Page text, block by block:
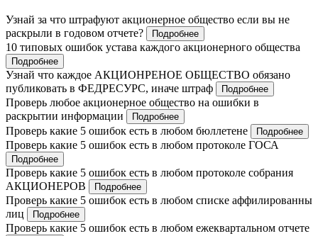
Узнай за что штрафуют акционерное общество если вы не
раскрыли в годовом отчете?
Подробнее
10 типовых ошибок устава каждого акционерного общества
Подробнее
Узнай что каждое АКЦИОНРЕНОЕ ОБЩЕСТВО обязано
публиковать в ФЕДРЕСУРС, иначе штраф
Подробнее
Проверь любое акционерное общество на ошибки в
раскрытии информации
Подробнее
Проверь какие 5 ошибок есть в любом бюллетене Подробнее
Проверь какие 5 ошибок есть в любом протоколе ГОСА
Подробнее
Проверь какие 5 ошибок есть в любом протоколе собрания
АКЦИОНЕРОВ
Подробнее
Проверь какие 5 ошибок есть в любом списке аффилированны
лиц
Подробнее
Проверь какие 5 ошибок есть в любом ежеквартальном отчете